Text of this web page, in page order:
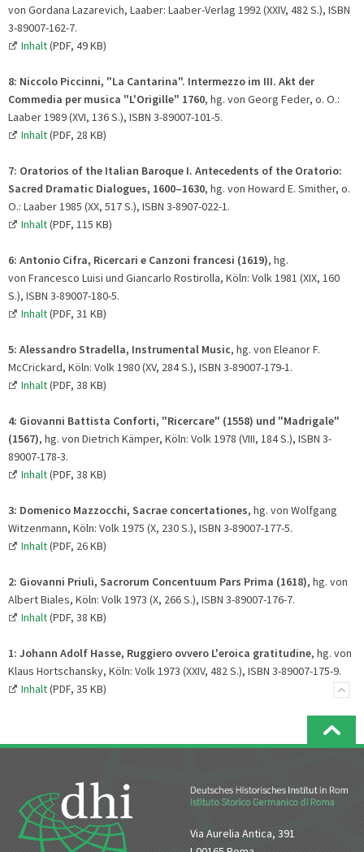
von Gordana Lazarevich, Laaber: Laaber-Verlag 1992 (XXIV, 482 S.), ISBN
3-89007-162-7.
Inhalt(PDF, 49 KB)
8: Niccolo Piccinni, "La Cantarina". Intermezzo im III. Akt der
Commedia per musica "L'Origille" 1760, hg. von Georg Feder, o. O.:
Laaber 1989 (XVI, 136 S.), ISBN 3-89007-101-5.
Inhalt(PDF, 28 KB)
7: Oratorios of the Italian Baroque I. Antecedents of the Oratorio:
Sacred Dramatic Dialogues, 1600–1630, hg. von Howard E. Smither, o.
O.: Laaber 1985 (XX, 517 S.), ISBN 3-8907-022-1.
Inhalt(PDF, 115 KB)
6: Antonio Cifra, Ricercari e Canzoni francesi (1619), hg.
von Francesco Luisi und Giancarlo Rostirolla, Köln: Volk 1981 (XIX, 160
S.), ISBN 3-89007-180-5.
Inhalt(PDF, 31 KB)
5: Alessandro Stradella, Instrumental Music, hg. von Eleanor F.
McCrickard, Köln: Volk 1980 (XV, 284 S.), ISBN 3-89007-179-1.
Inhalt(PDF, 38 KB)
4: Giovanni Battista Conforti, "Ricercare" (1558) und "Madrigale"
(1567), hg. von Dietrich Kämper, Köln: Volk 1978 (VIII, 184 S.), ISBN 3-
89007-178-3.
Inhalt(PDF, 38 KB)
3: Domenico Mazzocchi, Sacrae concertationes, hg. von Wolfgang
Witzenmann, Köln: Volk 1975 (X, 230 S.), ISBN 3-89007-177-5.
Inhalt(PDF, 26 KB)
2: Giovanni Priuli, Sacrorum Concentuum Pars Prima (1618), hg. von
Albert Biales, Köln: Volk 1973 (X, 266 S.), ISBN 3-89007-176-7.
Inhalt(PDF, 38 KB)
1: Johann Adolf Hasse, Ruggiero ovvero L'eroica gratitudine, hg. von
Klaus Hortschansky, Köln: Volk 1973 (XXIV, 482 S.), ISBN 3-89007-175-9.
Inhalt(PDF, 35 KB)
Via Aurelia Antica, 391